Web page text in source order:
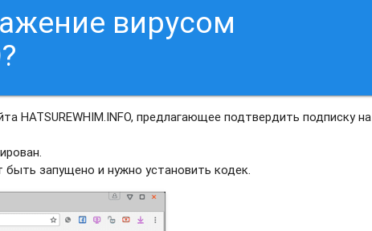
вирусом
HATSUREWHIM.INFO, предлагающее подтвердить подписку на
запущено и нужно установить кодек.